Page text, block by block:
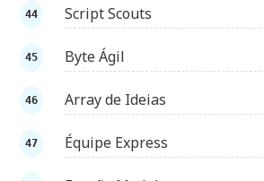
Script Scouts
Byte Ágil
Array de Ideias
Équipe Express